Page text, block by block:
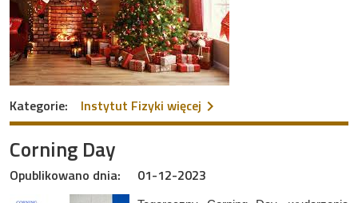
Kategorie: Instytut Fizyki więcej na temat Życzenia
Corning Day
Opublikowano dnia: 01-12-2023